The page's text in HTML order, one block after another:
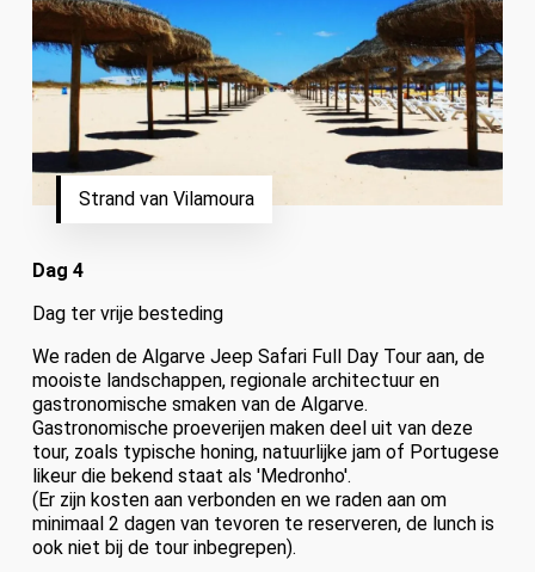
Strand van Vilamoura
Dag 4
Dag ter vrije besteding
We raden de Algarve Jeep Safari Full Day Tour aan, de
mooiste landschappen, regionale architectuur en
gastronomische smaken van de Algarve.
Gastronomische proeverijen maken deel uit van deze
tour, zoals typische honing, natuurlijke jam of Portugese
likeur die bekend staat als 'Medronho'.
(Er zijn kosten aan verbonden en we raden aan om
minimaal 2 dagen van tevoren te reserveren, de lunch is
ook niet bij de tour inbegrepen).